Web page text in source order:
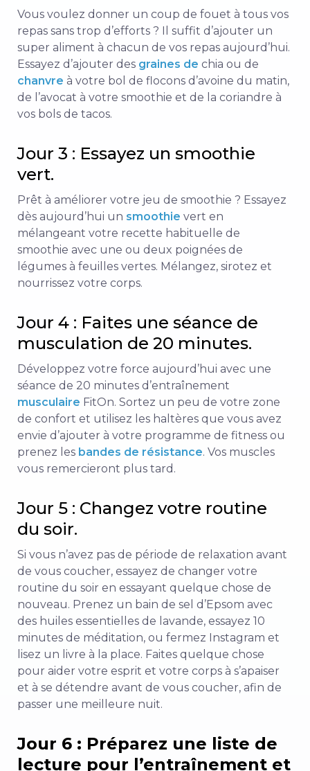
Vous voulez donner un coup de fouet à tous vos
repas sans trop d’efforts ? Il suffit d’ajouter un
super aliment à chacun de vos repas aujourd’hui.
Essayez d’ajouter des graines de chia ou de
chanvre à votre bol de flocons d’avoine du matin,
de l’avocat à votre smoothie et de la coriandre à
vos bols de tacos.
Jour 3 : Essayez un smoothie
vert.
Prêt à améliorer votre jeu de smoothie ? Essayez
dès aujourd’hui un smoothie vert en
mélangeant votre recette habituelle de
smoothie avec une ou deux poignées de
légumes à feuilles vertes. Mélangez, sirotez et
nourrissez votre corps.
Jour 4 : Faites une séance de
musculation de 20 minutes.
Développez votre force aujourd’hui avec une
séance de 20 minutes d’entraînement
musculaire FitOn. Sortez un peu de votre zone
de confort et utilisez les haltères que vous avez
envie d’ajouter à votre programme de fitness ou
prenez les bandes de résistance. Vos muscles
vous remercieront plus tard.
Jour 5 : Changez votre routine
du soir.
Si vous n’avez pas de période de relaxation avant
de vous coucher, essayez de changer votre
routine du soir en essayant quelque chose de
nouveau. Prenez un bain de sel d’Epsom avec
des huiles essentielles de lavande, essayez 10
minutes de méditation, ou fermez Instagram et
lisez un livre à la place. Faites quelque chose
pour aider votre esprit et votre corps à s’apaiser
et à se détendre avant de vous coucher, afin de
passer une meilleure nuit.
Jour 6 : Préparez une liste de
lecture pour l’entraînement et